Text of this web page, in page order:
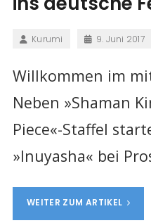
Kurumi 9. Juni 2017
Willkommen im
Neben »Shaman
Piece«-Staffel
»Inuyasha« bei
WEITER ZUM ARTIKEL